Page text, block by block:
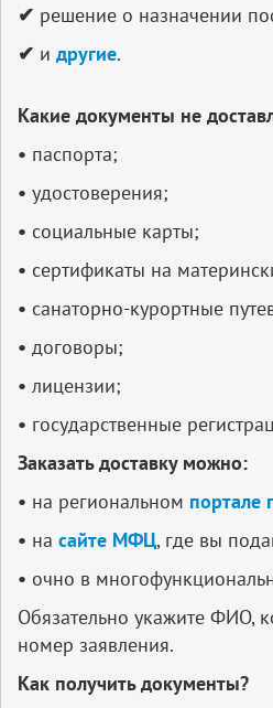
✔ решение о назначении
✔ и другие.
Какие документы не
• паспорта;
• удостоверения;
• социальные карты;
• сертификаты на
• санаторно-курортные
• договоры;
• лицензии;
• государственные
Заказать доставку можно:
• на региональном портале
• на сайте МФЦ, где вы
• очно в
Обязательно укажите ФИО,
номер заявления.
Как получить документы?